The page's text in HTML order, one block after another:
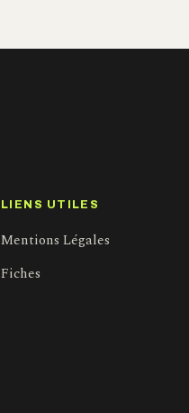
LIENS UTILES
Mentions Légales
Fiches